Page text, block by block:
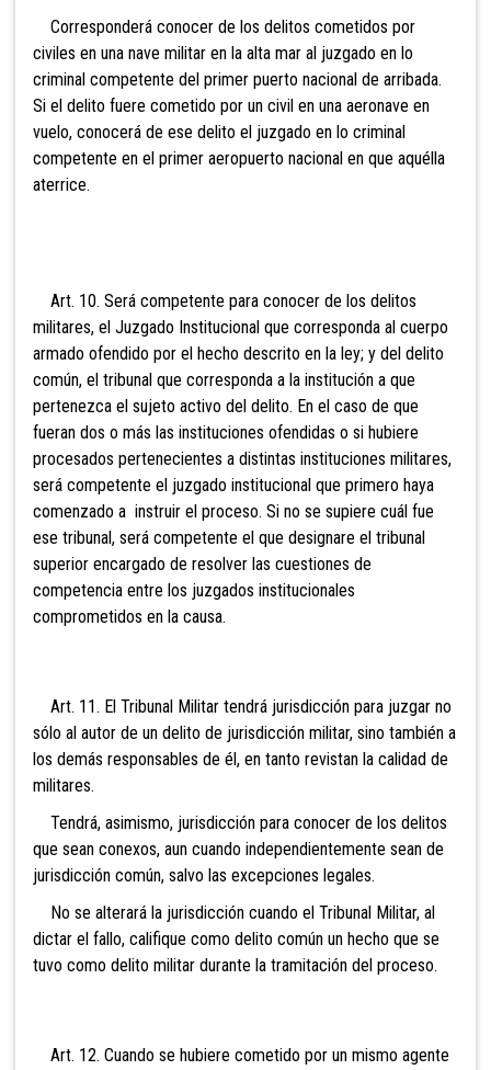
Corresponderá conocer de los delitos cometidos por
civiles en una nave militar en la alta mar al juzgado en lo
criminal competente del primer puerto nacional de arribada.
Si el delito fuere cometido por un civil en una aeronave en
vuelo, conocerá de ese delito el juzgado en lo criminal
competente en el primer aeropuerto nacional en que aquélla
aterrice.
Art. 10. Será competente para conocer de los delitos
militares, el Juzgado Institucional que corresponda al cuerpo
armado ofendido por el hecho descrito en la ley; y del delito
común, el tribunal que corresponda a la institución a que
pertenezca el sujeto activo del delito. En el caso de que
fueran dos o más las instituciones ofendidas o si hubiere
procesados pertenecientes a distintas instituciones militares,
será competente el juzgado institucional que primero haya
comenzado a instruir el proceso. Si no se supiere cuál fue
ese tribunal, será competente el que designare el tribunal
superior encargado de resolver las cuestiones de
competencia entre los juzgados institucionales
comprometidos en la causa.
Art. 11. El Tribunal Militar tendrá jurisdicción para juzgar no
sólo al autor de un delito de jurisdicción militar, sino también a
los demás responsables de él, en tanto revistan la calidad de
militares.
Tendrá, asimismo, jurisdicción para conocer de los delitos
que sean conexos, aun cuando independientemente sean de
jurisdicción común, salvo las excepciones legales.
No se alterará la jurisdicción cuando el Tribunal Militar, al
dictar el fallo, califique como delito común un hecho que se
tuvo como delito militar durante la tramitación del proceso.
Art. 12. Cuando se hubiere cometido por un mismo agente